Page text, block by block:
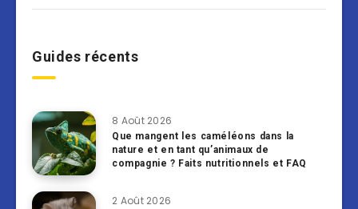
Guides récents
8 Août 2026
Que mangent les caméléons dans la
nature et en tant qu’animaux de
compagnie ? Faits nutritionnels et FAQ
2 Août 2026